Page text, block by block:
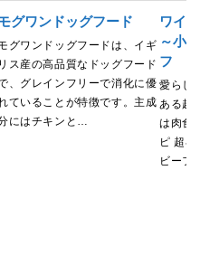
グワンドッグフード
グワンドッグフードは、イギ
リス産の高品質なドッグフード
、グレインフリーで消化に優
ていることが特徴です。主成
にはチキンと…
ワイ
～小
フ
愛らし
ある超
は肉食
ピ 超
ビーフ